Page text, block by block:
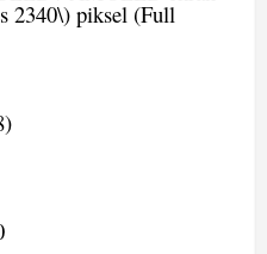
2340\) piksel (Full